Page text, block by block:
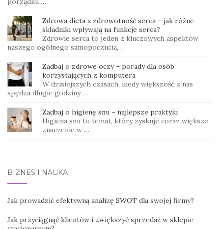
Zdrowa dieta a zdrowotność serca – jak różne
składniki wpływają na funkcje serca?
Zdrowie serca to jeden z kluczowych aspektów
naszego ogólnego samopoczucia, …
Zadbaj o zdrowe oczy – porady dla osób
korzystających z komputera
W dzisiejszych czasach, kiedy większość z nas
spędza długie godziny …
Zadbaj o higienę snu – najlepsze praktyki
Higiena snu to temat, który zyskuje coraz większe
znaczenie w …
BIZNES I NAUKA
Jak prowadzić efektywną analizę SWOT dla swojej firmy?
Jak przyciągnąć klientów i zwiększyć sprzedaż w sklepie